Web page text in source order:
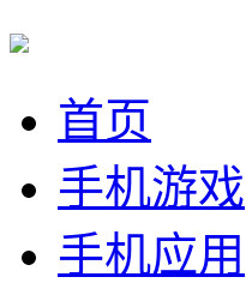
首页
手机游戏
手机应用